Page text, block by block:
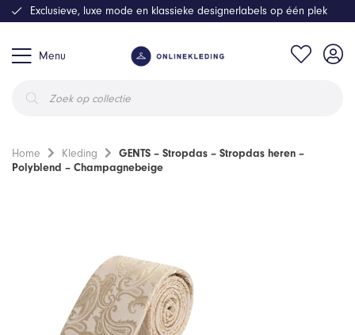
Menu
zoeken
Exclusieve, luxe mode en klassieke designerlabels op één plek
Home Kleding
GENTS – Stropdas – Stropdas heren –
Polyblend – Champagnebeige